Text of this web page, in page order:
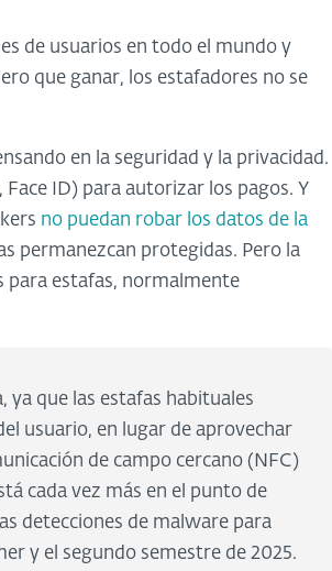
de usuarios en todo el mundo y
que ganar, los estafadores no se
en la seguridad y la privacidad.
ID) para autorizar los pagos. Y
no puedan robar los datos de la
permanezcan protegidas. Pero la
para estafas, normalmente
ya que las estafas habituales
usuario, en lugar de aprovechar
de campo cercano (NFC)
cada vez más en el punto de
detecciones de malware para
y el segundo semestre de 2025.